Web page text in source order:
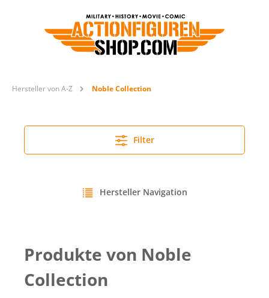
Hersteller von A-Z Noble Collection
Filter
Hersteller Navigation
Produkte von Noble
Collection